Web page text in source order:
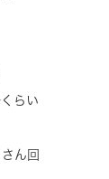
らい
ん回